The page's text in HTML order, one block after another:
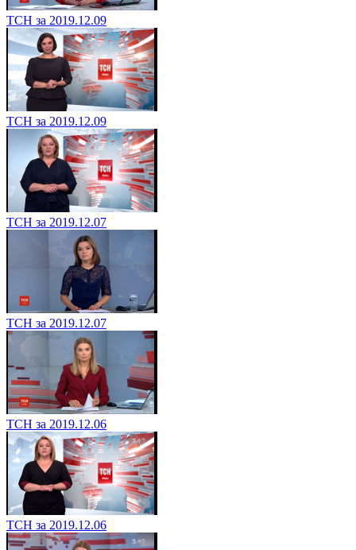
ТСН за 2019.12.09
ТСН за 2019.12.09
ТСН за 2019.12.07
ТСН за 2019.12.07
ТСН за 2019.12.06
ТСН за 2019.12.06